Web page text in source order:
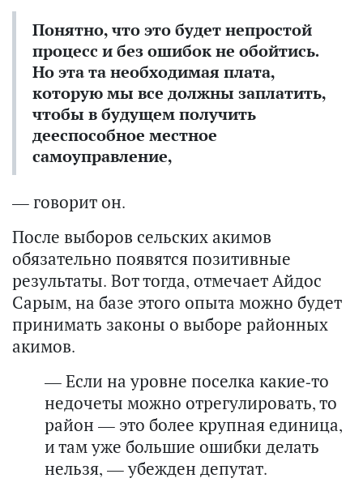
Понятно, что это будет непростой
процесс и без ошибок не обойтись.
Но эта та необходимая плата,
которую мы все должны заплатить,
чтобы в будущем получить
дееспособное местное
самоуправление,
— говорит он.
После выборов сельских акимов
обязательно появятся позитивные
результаты. Вот тогда, отмечает Айдос
Сарым, на базе этого опыта можно будет
принимать законы о выборе районных
акимов.
— Если на уровне поселка какие-то
недочеты можно отрегулировать, то
район — это более крупная единица,
и там уже большие ошибки делать
нельзя, — убежден депутат.